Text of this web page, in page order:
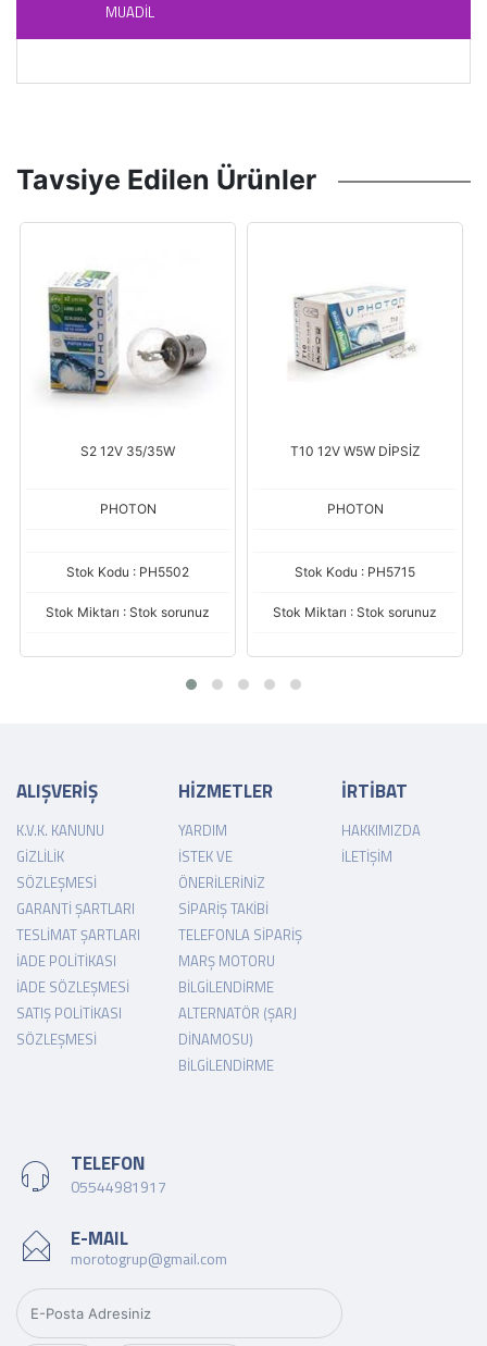
MUADİL
Tavsiye Edilen Ürünler
S2 12V 35/35W
PHOTON
Stok Kodu : PH5502
Stok Miktarı : Stok sorunuz
T10 12V W5W DİPSİZ
PHOTON
Stok Kodu : PH5715
Stok Miktarı : Stok sorunuz
ALIŞVERİŞ
K.V.K. KANUNU
GIZLILIK
SÖZLEŞMESI
GARANTI ŞARTLARI
TESLIMAT ŞARTLARI
İADE POLITIKASI
İADE SÖZLEŞMESI
SATIŞ POLITIKASI
SÖZLEŞMESI
HİZMETLER
YARDIM
İSTEK VE
ÖNERILERINIZ
SIPARIŞ TAKIBI
TELEFONLA SIPARIŞ
MARŞ MOTORU
BILGILENDIRME
ALTERNATÖR (ŞARJ
DINAMOSU)
BILGILENDIRME
İRTİBAT
HAKKIMIZDA
İLETIŞIM
TELEFON
05544981917
E-MAIL
morotogrup@gmail.com